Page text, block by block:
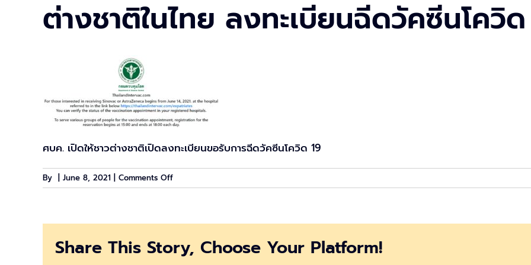
ต่างชาติในไทย ลงทะเบียนฉีดวัคซีนโควิ
ศบค. เปิดให้ชาวต่างชาติเปิดลงทะเบียนขอรับการฉีดวัคซีนโควิด 19
By June 8, 2021 Comments Offon
ต่าง
ลง
ทะเบียน
Share This Story, Choose Your Platform!